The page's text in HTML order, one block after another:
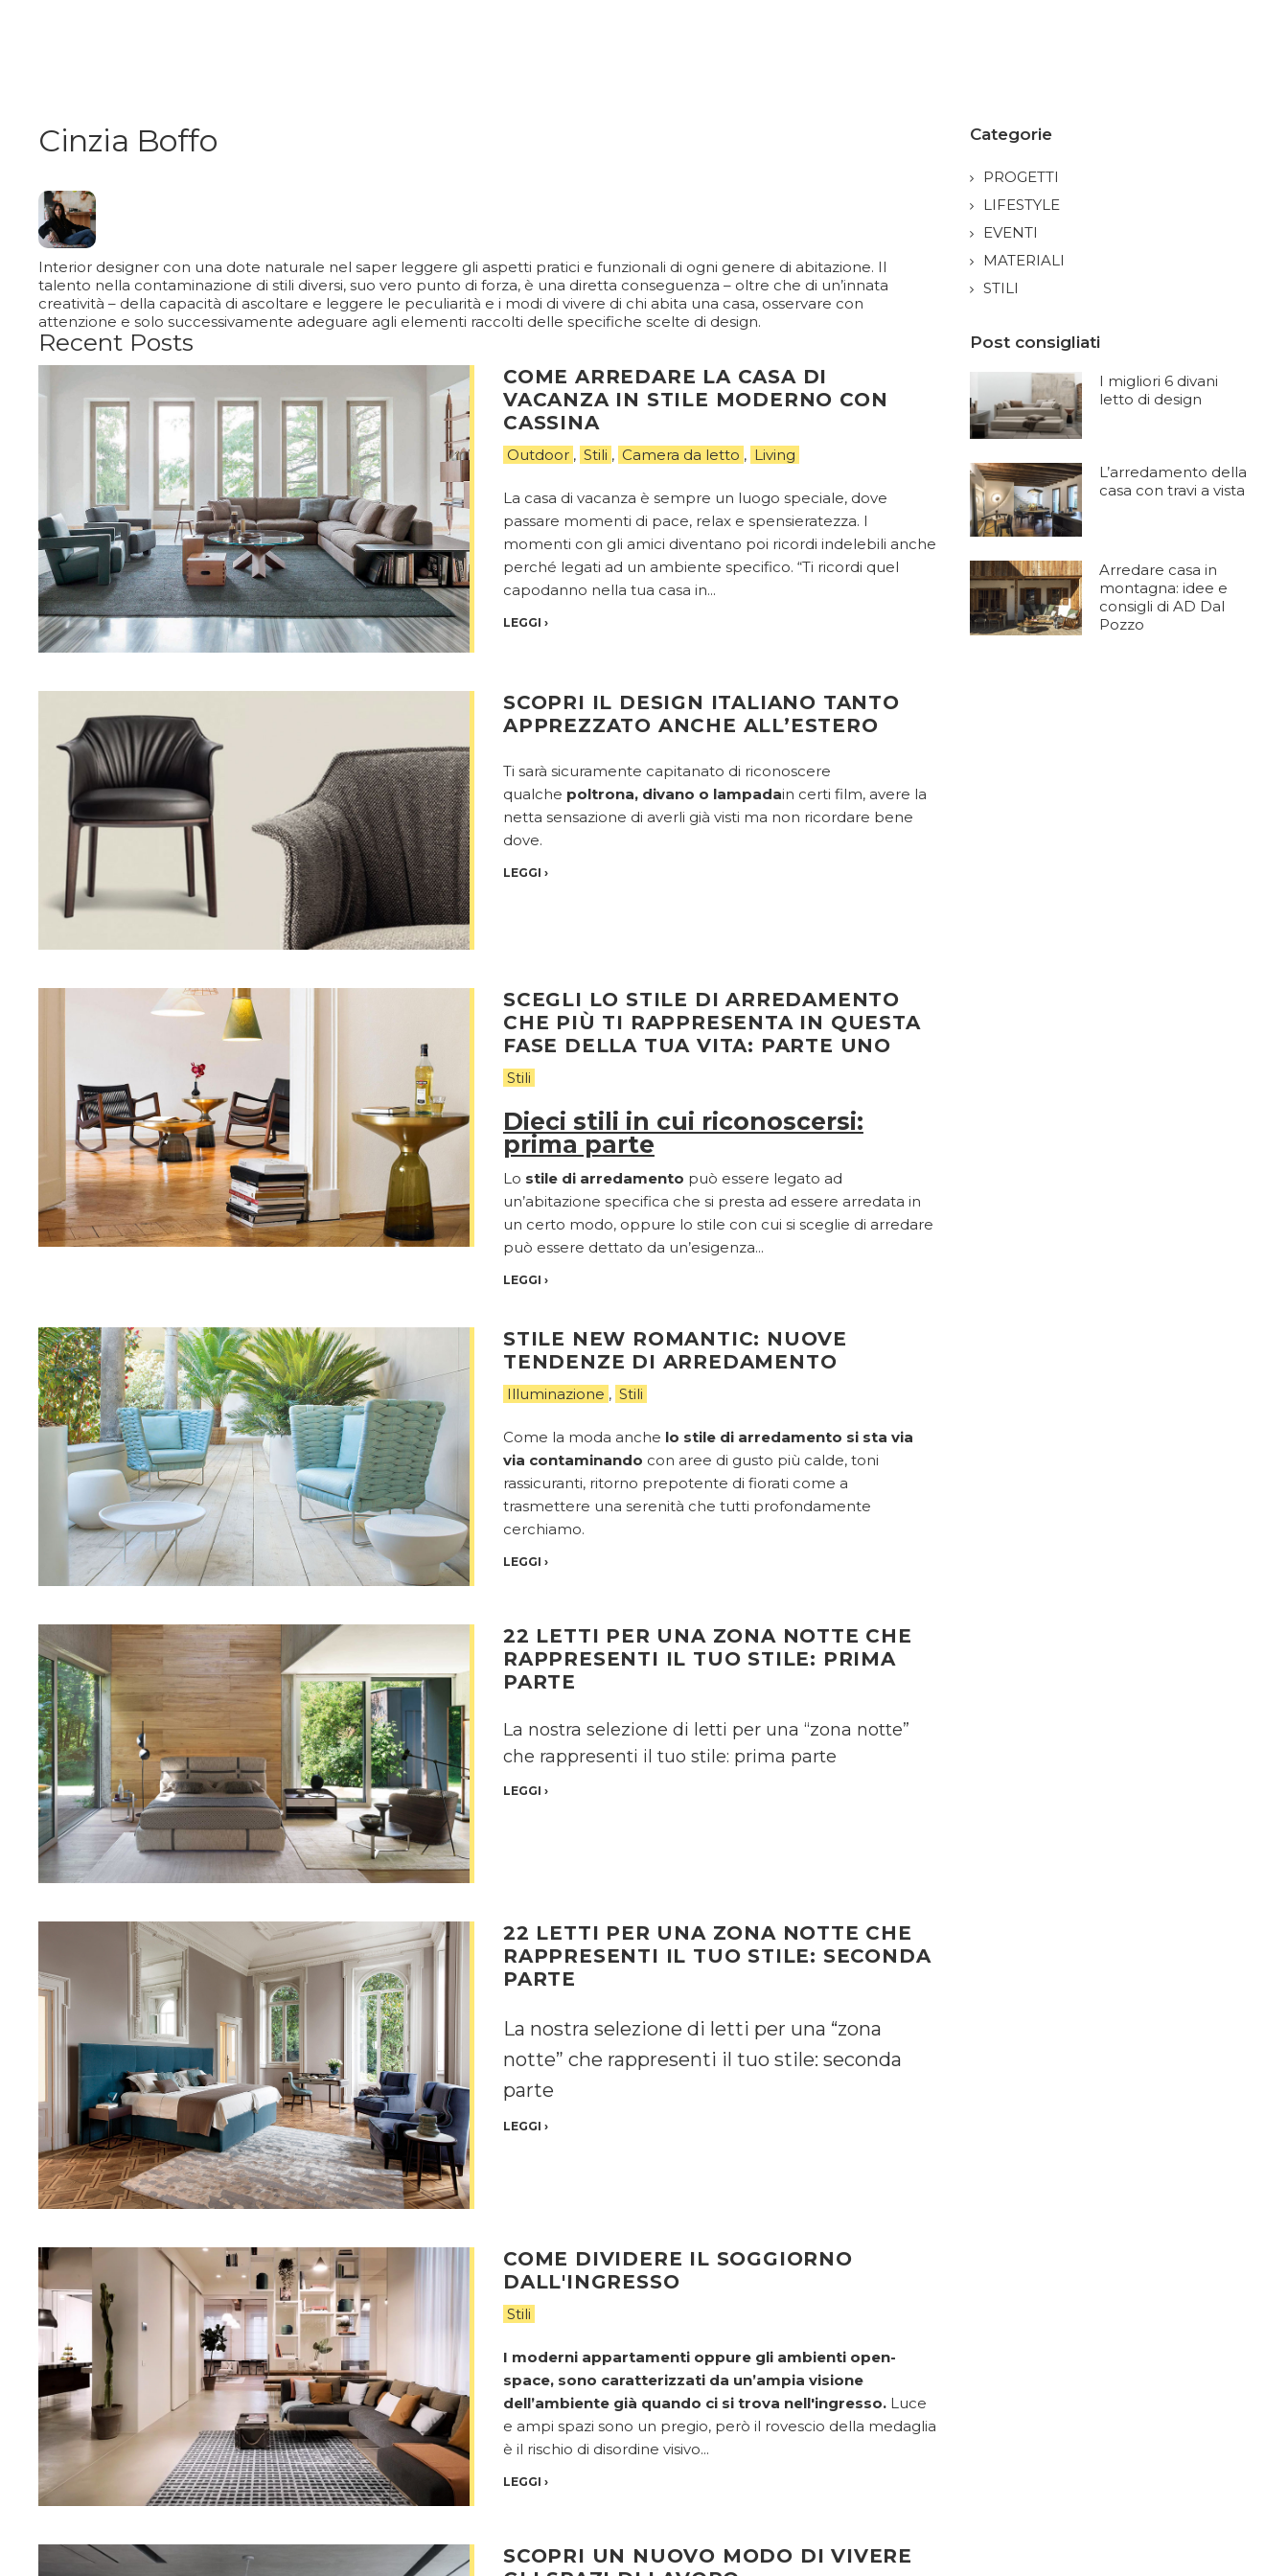
Cinzia Boffo
Interior designer con una dote naturale nel saper leggere gli aspetti pratici e funzionali di ogni genere di abitazione. Il
talento nella contaminazione di stili diversi, suo vero punto di forza, è una diretta conseguenza – oltre che di un’innata
creatività – della capacità di ascoltare e leggere le peculiarità e i modi di vivere di chi abita una casa, osservare con
attenzione e solo successivamente adeguare agli elementi raccolti delle specifiche scelte di design.
Recent Posts
COME ARREDARE LA CASA DI
VACANZA IN STILE MODERNO CON
CASSINA
Outdoor , Stili , Camera da letto , Living
La casa di vacanza è sempre un luogo speciale, dove
passare momenti di pace, relax e spensieratezza. I
momenti con gli amici diventano poi ricordi indelebili anche
perché legati ad un ambiente specifico. “Ti ricordi quel
capodanno nella tua casa in...
LEGGI ›
SCOPRI IL DESIGN ITALIANO TANTO
APPREZZATO ANCHE ALL’ESTERO
Ti sarà sicuramente capitanato di riconoscere
qualche poltrona, divano o lampadain certi film, avere la
netta sensazione di averli già visti ma non ricordare bene
dove.
LEGGI ›
SCEGLI LO STILE DI ARREDAMENTO
CHE PIÙ TI RAPPRESENTA IN QUESTA
FASE DELLA TUA VITA: PARTE UNO
Stili
Dieci stili in cui riconoscersi:
prima parte
Lo stile di arredamento può essere legato ad
un’abitazione specifica che si presta ad essere arredata in
un certo modo, oppure lo stile con cui si sceglie di arredare
può essere dettato da un’esigenza...
LEGGI ›
STILE NEW ROMANTIC: NUOVE
TENDENZE DI ARREDAMENTO
Illuminazione , Stili
Come la moda anche lo stile di arredamento si sta via
via contaminando con aree di gusto più calde, toni
rassicuranti, ritorno prepotente di fiorati come a
trasmettere una serenità che tutti profondamente
cerchiamo.
LEGGI ›
22 LETTI PER UNA ZONA NOTTE CHE
RAPPRESENTI IL TUO STILE: PRIMA
PARTE
La nostra selezione di letti per una “zona notte”
che rappresenti il tuo stile: prima parte
LEGGI ›
22 LETTI PER UNA ZONA NOTTE CHE
RAPPRESENTI IL TUO STILE: SECONDA
PARTE
La nostra selezione di letti per una “zona
notte” che rappresenti il tuo stile: seconda
parte
LEGGI ›
COME DIVIDERE IL SOGGIORNO
DALL'INGRESSO
Stili
I moderni appartamenti oppure gli ambienti open-
space, sono caratterizzati da un’ampia visione
dell’ambiente già quando ci si trova nell'ingresso.Luce
e ampi spazi sono un pregio, però il rovescio della medaglia
è il rischio di disordine visivo...
LEGGI ›
SCOPRI UN NUOVO MODO DI VIVERE
Categorie
PROGETTI
LIFESTYLE
EVENTI
MATERIALI
STILI
Post consigliati
I migliori 6 divani
letto di design
L’arredamento della
casa con travi a vista
Arredare casa in
montagna: idee e
consigli di AD Dal
Pozzo